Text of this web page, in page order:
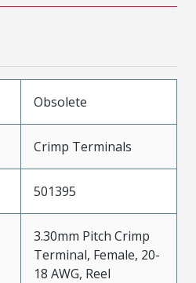
Obsolete
Crimp Terminals
501395
3.30mm Pitch Crimp
Terminal, Female, 20-
18 AWG, Reel